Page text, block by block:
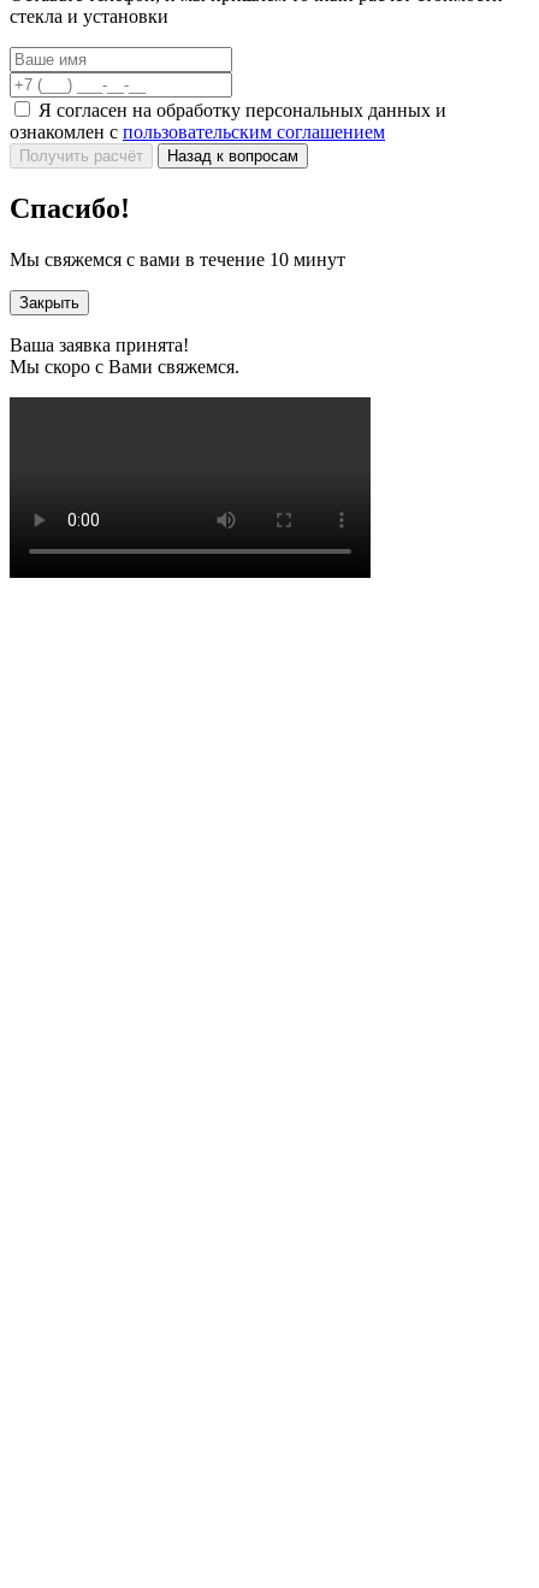
стекла и установки
Я согласен на обработку персональных данных и
ознакомлен с пользовательским соглашением
Получить расчёт Назад к вопросам
Спасибо!
Мы свяжемся с вами в течение 10 минут
Закрыть
Ваша заявка принята!
Мы скоро с Вами свяжемся.